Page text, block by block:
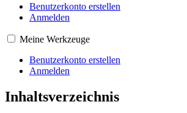
Benutzerkonto erstellen
Anmelden
Meine Werkzeuge
Benutzerkonto erstellen
Anmelden
Inhaltsverzeichnis